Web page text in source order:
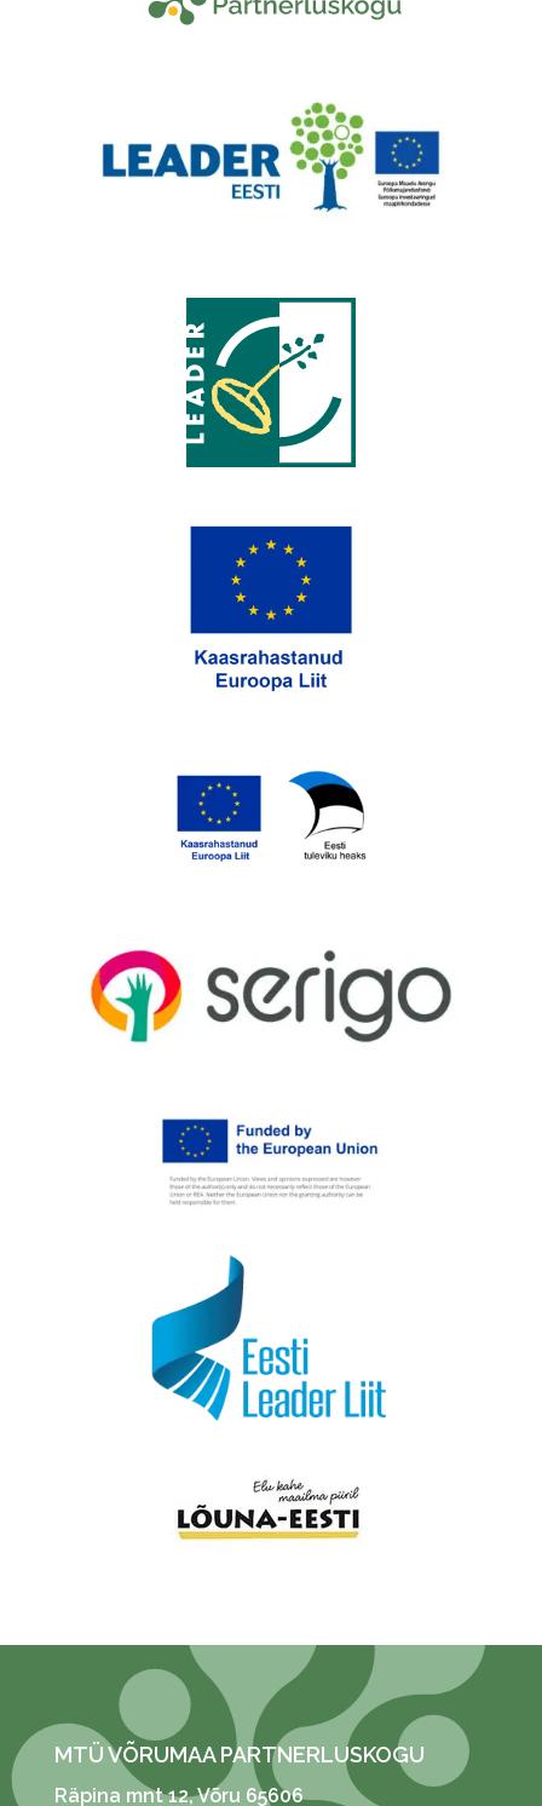
MTÜ VÕRUMAA PARTNERLUSKOGU
Räpina mnt 12, Võru 65606